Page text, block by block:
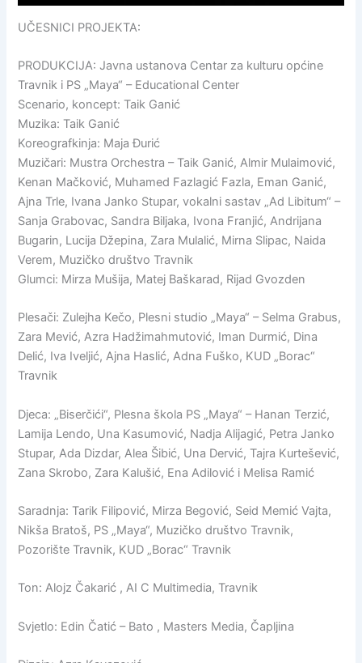
UČESNICI PROJEKTA:
PRODUKCIJA: Javna ustanova Centar za kulturu općine
Travnik i PS „Maya“ – Educational Center
Scenario, koncept: Taik Ganić
Muzika: Taik Ganić
Koreografkinja: Maja Đurić
Muzičari: Mustra Orchestra – Taik Ganić, Almir Mulaimović,
Kenan Mačković, Muhamed Fazlagić Fazla, Eman Ganić,
Ajna Trle, Ivana Janko Stupar, vokalni sastav „Ad Libitum“ –
Sanja Grabovac, Sandra Biljaka, Ivona Franjić, Andrijana
Bugarin, Lucija Džepina, Zara Mulalić, Mirna Slipac, Naida
Verem, Muzičko društvo Travnik
Glumci: Mirza Mušija, Matej Baškarad, Rijad Gvozden
Plesači: Zulejha Kečo, Plesni studio „Maya“ – Selma Grabus,
Zara Mević, Azra Hadžimahmutović, Iman Durmić, Dina
Delić, Iva Iveljić, Ajna Haslić, Adna Fuško, KUD „Borac“
Travnik
Djeca: „Biserčići“, Plesna škola PS „Maya“ – Hanan Terzić,
Lamija Lendo, Una Kasumović, Nadja Alijagić, Petra Janko
Stupar, Ada Dizdar, Alea Šibić, Una Dervić, Tajra Kurtešević,
Zana Skrobo, Zara Kalušić, Ena Adilović i Melisa Ramić
Saradnja: Tarik Filipović, Mirza Begović, Seid Memić Vajta,
Nikša Bratoš, PS „Maya“, Muzičko društvo Travnik,
Pozorište Travnik, KUD „Borac“ Travnik
Ton: Alojz Čakarić , AI C Multimedia, Travnik
Svjetlo: Edin Čatić – Bato , Masters Media, Čapljina